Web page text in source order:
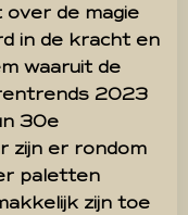
de magie
in de kracht en
waaruit de
2023
30e
zijn er rondom
paletten
zijn toe